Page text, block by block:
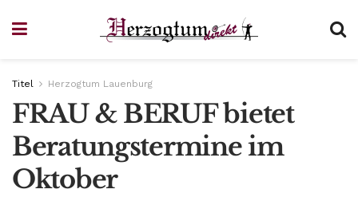
Titel Herzogtum Lauenburg
FRAU & BERUF bietet
Beratungstermine im
Oktober